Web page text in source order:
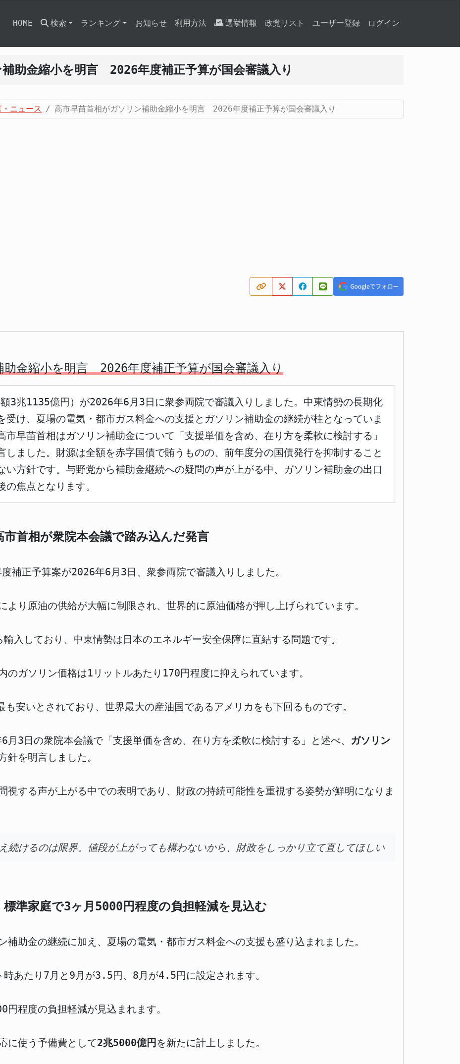
HOME 検索 ランキング お知らせ 利用方法 選挙情報 政党リスト ユーザー登録 ログイン
助金縮小を明言 2026年度補正予算が国会審議入り
ニュース 高市早苗首相がガソリン補助金縮小を明言 2026年度補正予算が国会審議入り
金縮小を明言 2026年度補正予算が国会審議入り
3兆1135億円）が2026年6月3日に衆参両院で審議入りしました。中東情勢の長期化
受け、夏場の電気・都市ガス料金への支援とガソリン補助金の継続が柱となっていま
早苗首相はガソリン補助金について「支援単価を含め、在り方を柔軟に検討する」
しました。財源は全額を赤字国債で賄うものの、前年度分の国債発行を抑制すること
い方針です。与野党から補助金継続への疑問の声が上がる中、ガソリン補助金の出口
焦点となります。
首相が衆院本会議で踏み込んだ発言
補正予算案が2026年6月3日、衆参両院で審議入りしました。
り原油の供給が大幅に制限され、世界的に原油価格が押し上げられています。
入しており、中東情勢は日本のエネルギー安全保障に直結する問題です。
のガソリン価格は1リットルあたり170円程度に抑えられています。
安いとされており、世界最大の産油国であるアメリカをも下回るものです。
3日の衆院本会議で「支援単価を含め、在り方を柔軟に検討する」と述べ、 ガソリン
針を明言しました。
視する声が上がる中での表明であり、財政の持続可能性を重視する姿勢が鮮明になりま
続けるのは限界。値段が上がっても構わないから、財政をしっかり立て直してほしい
準家庭で3ヶ月5000円程度の負担軽減を見込む
補助金の継続に加え、夏場の電気・都市ガス料金への支援も盛り込まれました。
時あたり7月と9月が3.5円、8月が4.5円に設定されます。
程度の負担軽減が見込まれます。
に使う予備費として2兆5000億円 を新たに計上しました。